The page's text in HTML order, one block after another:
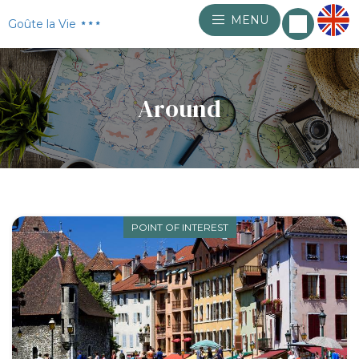
Goûte la Vie MENU
Around
POINT OF INTEREST